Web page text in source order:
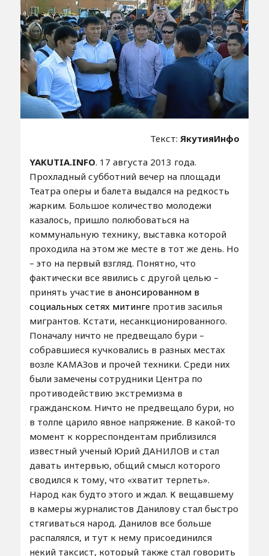
Текст:ЯкутияИнфо
YAKUTIA.INFO. 17 августа 2013 года.
Прохладный субботний вечер на площади
Театра оперы и балета выдался на редкость
жарким. Большое количество молодежи
казалось, пришло полюбоваться на
коммунальную технику, выставка которой
проходила на этом же месте в тот же день. Но
– это на первый взгляд. Понятно, что
фактически все явились с другой целью –
принять участие в анонсированном в
социальных сетях митинге против засилья
мигрантов. Кстати, несанкционированного.
Поначалу ничто не предвещало бури –
собравшиеся кучковались в разных местах
возле КАМАЗов и прочей техники. Среди них
были замечены сотрудники Центра по
противодействию экстремизма в
гражданском. Ничто не предвещало бури, но
в толпе царило явное напряжение. В какой-то
момент к корреспондентам приблизился
известный ученый Юрий ДАНИЛОВ и стал
давать интервью, общий смысл которого
сводился к тому, что «хватит терпеть».
Народ как будто этого и ждал. К вещавшему
в камеры журналистов Данилову стал быстро
стягиваться народ. Данилов все больше
распалялся, и тут к нему присоединился
некий таксист, который также стал говорить